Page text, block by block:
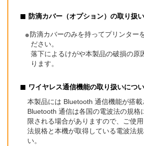
防滴カバー（オプション）の取り扱
防滴カバーのみを持ってプリンター
ださい。
落下によるけがや本製品の破損の原
ります。
ワイヤレス通信機能の取り扱いにつ
本製品には Bluetooth 通信機能が搭載
Bluetooth 通信は各国の電波法の規格
限される場合がありますので、ご使
法規格と本機が取得している電波法
い。